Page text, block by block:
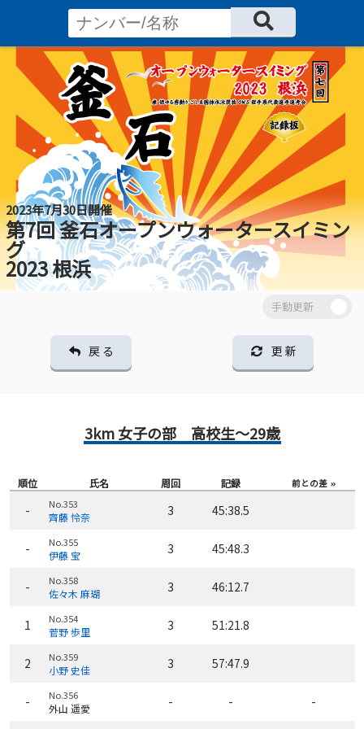
2023年7月30日開催
第7回 釜石オープンウォータースイミン
グ
2023 根浜
戻 る 更 新
3km 女子の部 高校生～29歳
順位 氏名 周回 記録 前との差
- No.353
齊藤 怜奈 3 45:38.5
- No.355
伊藤 宝 3 45:48.3
- No.358
佐々木 麻瑚 3 46:12.7
1 No.354
菅野 歩里 3 51:21.8
2 No.359
小野 史佳 3 57:47.9
- No.356
外山 遥愛 - - -